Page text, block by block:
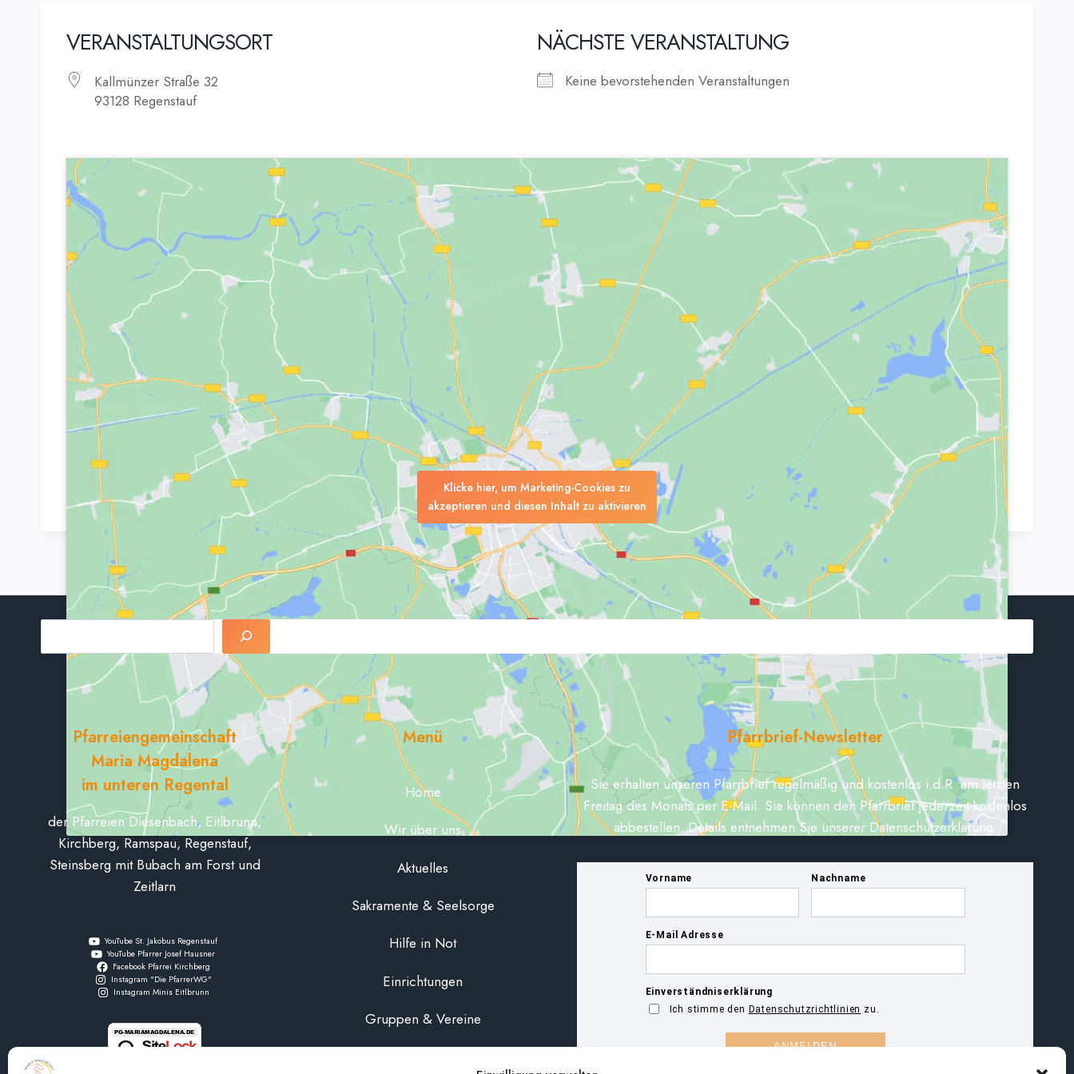
VERANSTALTUNGSORT
Kallmünzer Straße 32
93128 Regenstauf
NÄCHSTE VERANSTALTUNG
Keine bevorstehenden Veranstaltungen
Klicke hier, um Marketing-Cookies zu
akzeptieren und diesen Inhalt zu aktivieren
Kommende Veranstaltungen
Keine Veranstaltungen an diesem Ort
Pfarreiengemeinschaft
Maria Magdalena
im unteren Regental
der Pfarreien Diesenbach, Eitlbrunn,
Kirchberg, Ramspau, Regenstauf,
Steinsberg mit Bubach am Forst und
Zeitlarn
YouTube St. Jakobus Regenstauf
YouTube Pfarrer Josef Hausner
Facebook Pfarrei Kirchberg
Instagram "Die PfarrerWG"
Instagram Minis Eitlbrunn
Menü
Home
Wir über uns
Aktuelles
Sakramente & Seelsorge
Hilfe in Not
Einrichtungen
Gruppen & Vereine
Pfarrbrief-Newsletter
Sie erhalten unseren Pfarrbrief regelmäßig und kostenlos i.d.R. am letzten
Freitag des Monats per E-Mail. Sie können den Pfarrbrief jederzeit kostenlos
abbestellen. Details entnehmen Sie unserer Datenschutzerklärung.